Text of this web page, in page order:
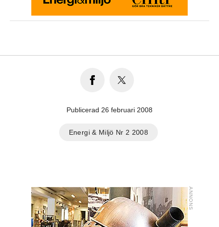
Publicerad 26 februari 2008
Energi & Miljö Nr 2 2008